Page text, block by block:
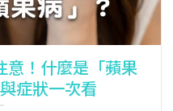
意！什麼是「蘋果
症狀一次看